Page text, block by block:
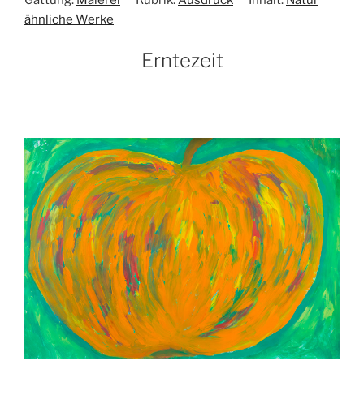
ähnliche Werke
Erntezeit